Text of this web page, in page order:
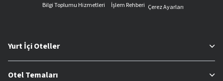
Bilgi Toplumu Hizmetleri
İşlem Rehberi Çerez Ayarları
Yurt İçi Oteller
Otel Temaları